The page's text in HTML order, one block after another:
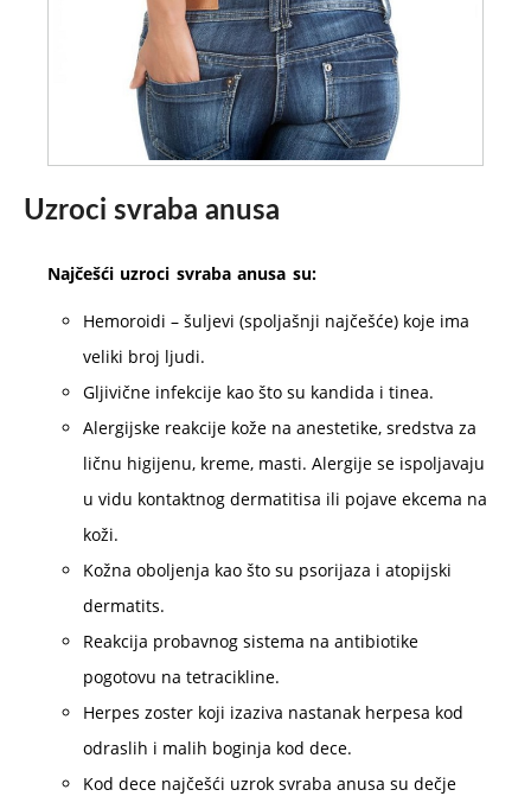
Uzroci svraba anusa
Najčešći uzroci svraba anusa su:
Hemoroidi – šuljevi (spoljašnji najčešće) koje ima
veliki broj ljudi.
Gljivične infekcije kao što su kandida i tinea.
Alergijske reakcije kože na anestetike, sredstva za
ličnu higijenu, kreme, masti. Alergije se ispoljavaju
u vidu kontaktnog dermatitisa ili pojave ekcema na
koži.
Kožna oboljenja kao što su psorijaza i atopijski
dermatits.
Reakcija probavnog sistema na antibiotike
pogotovu na tetracikline.
Herpes zoster koji izaziva nastanak herpesa kod
odraslih i malih boginja kod dece.
Kod dece najčešći uzrok svraba anusa su dečje